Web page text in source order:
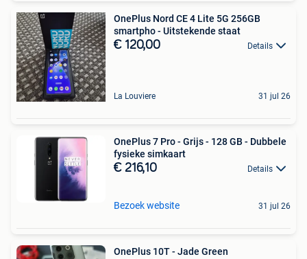
OnePlus Nord CE 4 Lite 5G 256GB
smartpho - Uitstekende staat
€ 120,00 Details
La Louviere 31 jul 26
OnePlus 7 Pro - Grijs - 128 GB - Dubbele
fysieke simkaart
€ 216,10 Details
Bezoek website 31 jul 26
OnePlus 10T - Jade Green